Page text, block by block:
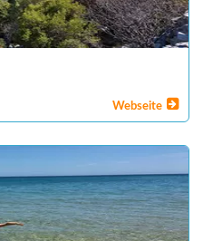
Webseite